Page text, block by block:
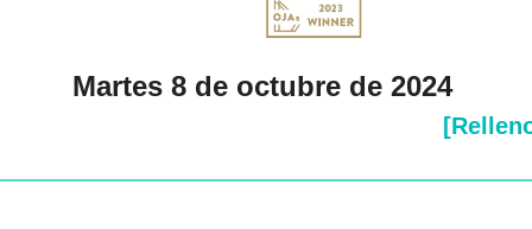
Martes 8 de octubre de 2024